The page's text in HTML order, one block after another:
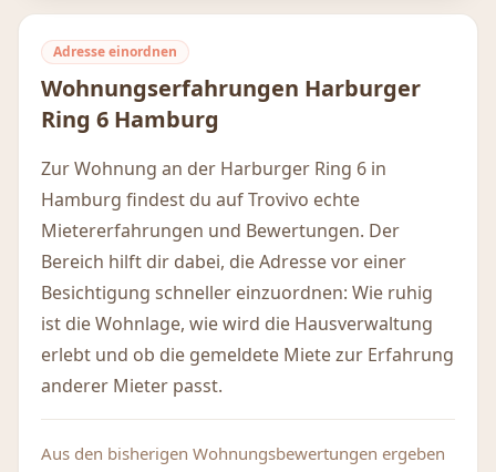
Adresse einordnen
Wohnungserfahrungen Harburger
Ring 6 Hamburg
Zur Wohnung an der Harburger Ring 6 in
Hamburg findest du auf Trovivo echte
Mietererfahrungen und Bewertungen. Der
Bereich hilft dir dabei, die Adresse vor einer
Besichtigung schneller einzuordnen: Wie ruhig
ist die Wohnlage, wie wird die Hausverwaltung
erlebt und ob die gemeldete Miete zur Erfahrung
anderer Mieter passt.
Aus den bisherigen Wohnungsbewertungen ergeben